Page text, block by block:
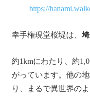
https://
幸手権現堂桜堤は、
約1kmにわたり、約
がっています。他の
り、まるで異世界の